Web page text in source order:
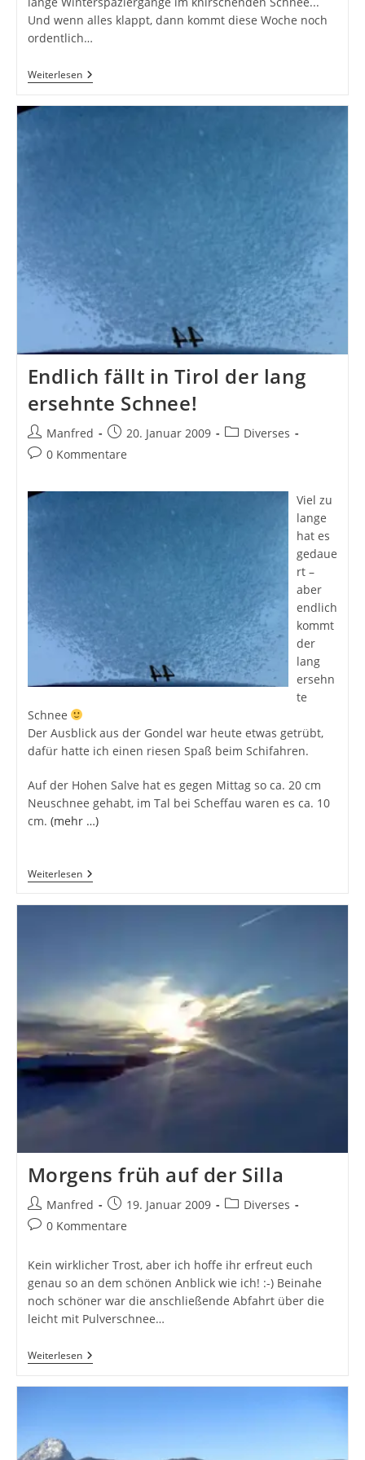
Und wenn alles klappt, dann kommt diese Woche noch
ordentlich…
WeiterlesenWinterliches
Kufstein
Endlich fällt in Tirol der lang
ersehnte Schnee!
Beitrags-
Autor:
Manfred
Beitrag
veröffentlicht:
20. Januar 2009
Beitrags-
Diverses
Beitrags-
0 Kommentare
Viel zu
lange
hat es
gedaue
rt –
aber
endlich
kommt
der
lang
ersehn
te
Schnee
Der Ausblick aus der Gondel war heute etwas getrübt,
dafür hatte ich einen riesen Spaß beim Schifahren.
Auf der Hohen Salve hat es gegen Mittag so ca. 20 cm
Neuschnee gehabt, im Tal bei Scheffau waren es ca. 10
cm. (mehr …)
WeiterlesenEndlich
Fällt
Morgens früh auf der Silla
Beitrags-
Autor:
Manfred
Beitrag
veröffentlicht:
19. Januar 2009
Beitrags-
Diverses
Beitrags-
0 Kommentare
Kein wirklicher Trost, aber ich hoffe ihr erfreut euch
genau so an dem schönen Anblick wie ich! :-) Beinahe
noch schöner war die anschließende Abfahrt über die
leicht mit Pulverschnee…
WeiterlesenMorgens
Früh